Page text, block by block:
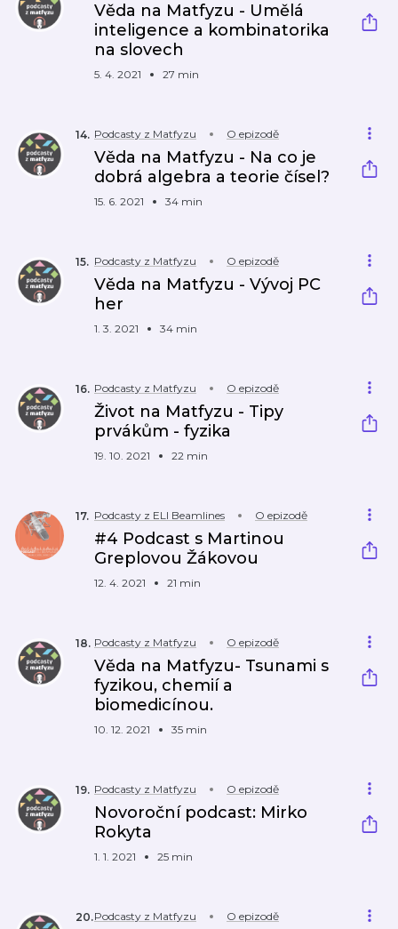
Věda na Matfyzu - Umělá
inteligence a kombinatorika
na slovech
5. 4. 2021 27 min
14. Podcasty z Matfyzu O epizodě
Věda na Matfyzu - Na co je
dobrá algebra a teorie čísel?
15. 6. 2021 34 min
15. Podcasty z Matfyzu O epizodě
Věda na Matfyzu - Vývoj PC
her
1. 3. 2021 34 min
16. Podcasty z Matfyzu O epizodě
Život na Matfyzu - Tipy
prvákům - fyzika
19. 10. 2021 22 min
17. Podcasty z ELI Beamlines O epizodě
#4 Podcast s Martinou
Greplovou Žákovou
12. 4. 2021 21 min
18. Podcasty z Matfyzu O epizodě
Věda na Matfyzu- Tsunami s
fyzikou, chemií a
biomedicínou.
10. 12. 2021 35 min
19. Podcasty z Matfyzu O epizodě
Novoroční podcast: Mirko
Rokyta
1. 1. 2021 25 min
20.Podcasty z Matfyzu O epizodě